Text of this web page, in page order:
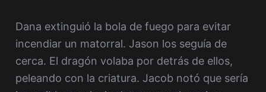
Dana extinguió la bola de fuego para evitar
incendiar un matorral. Jason los seguía de
cerca. El dragón volaba por detrás de ellos,
peleando con la criatura. Jacob notó que sería